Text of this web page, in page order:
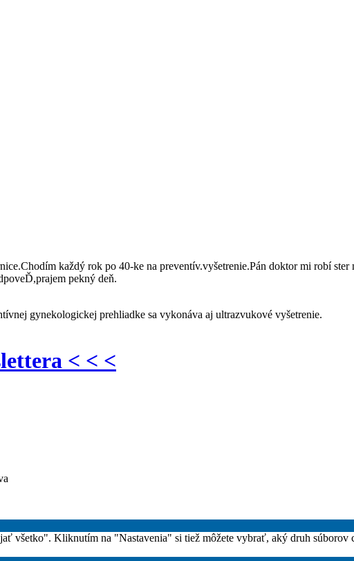
každý rok po 40-ke na preventív.vyšetrenie.Pán doktor mi robí
pekný deň.
gynekologickej prehliadke sa vykonáva aj ultrazvukové vyšetrenie.
< < <
všetko". Kliknutím na "Nastavenia" si tiež môžete vybrať, aký druh súborov